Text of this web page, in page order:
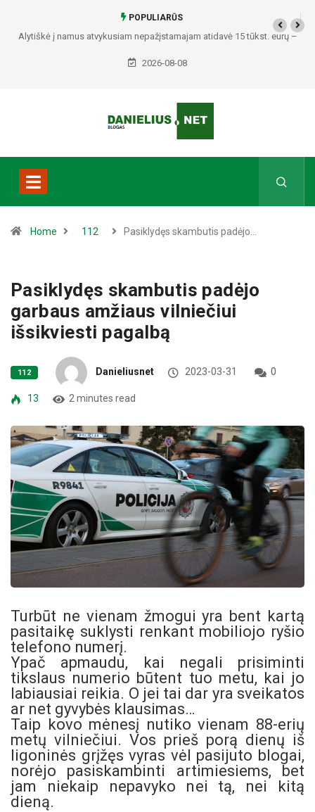
POPULIARŪS
Alytiškė į namus atvykusiam nepažįstamajam atidavė 15 tūkst. eurų –
policija pradėjo tyrimą
2026-08-08
Home 112 Pasiklydęs skambutis padėjo…
Pasiklydęs skambutis padėjo
garbaus amžiaus vilniečiui
išsikviesti pagalbą
112 Danieliusnet 2023-03-31 0
13 2 minutes read
Turbūt ne vienam žmogui yra bent kartą
pasitaikę suklysti renkant mobiliojo ryšio
telefono numerį.
Ypač apmaudu, kai negali prisiminti
tikslaus numerio būtent tuo metu, kai jo
labiausiai reikia. O jei tai dar yra sveikatos
ar net gyvybės klausimas…
Taip kovo mėnesį nutiko vienam 88-erių
metų vilniečiui. Vos prieš porą dienų iš
ligoninės grįžęs vyras vėl pasijuto blogai,
norėjo pasiskambinti artimiesiems, bet
jam niekaip nepavyko nei tą, nei kitą
dieną.